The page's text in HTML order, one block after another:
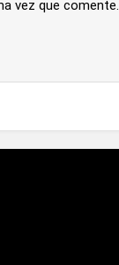
vez que comente.